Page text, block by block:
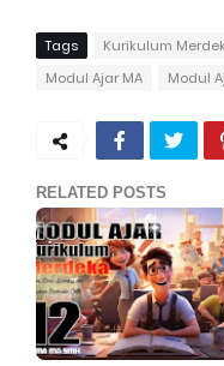
Tags Kurikulum
Modul Ajar MA
Modul
RELATED POSTS